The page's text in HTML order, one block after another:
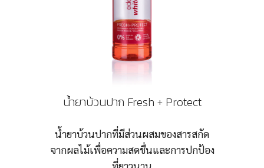
น้ำยาบ้วนปาก Fresh + Protect
น้ำยาบ้วนปากที่มีส่วนผสมของสารสกัด
จากผลไม้เพื่อความสดชื่นและการปกป้อง